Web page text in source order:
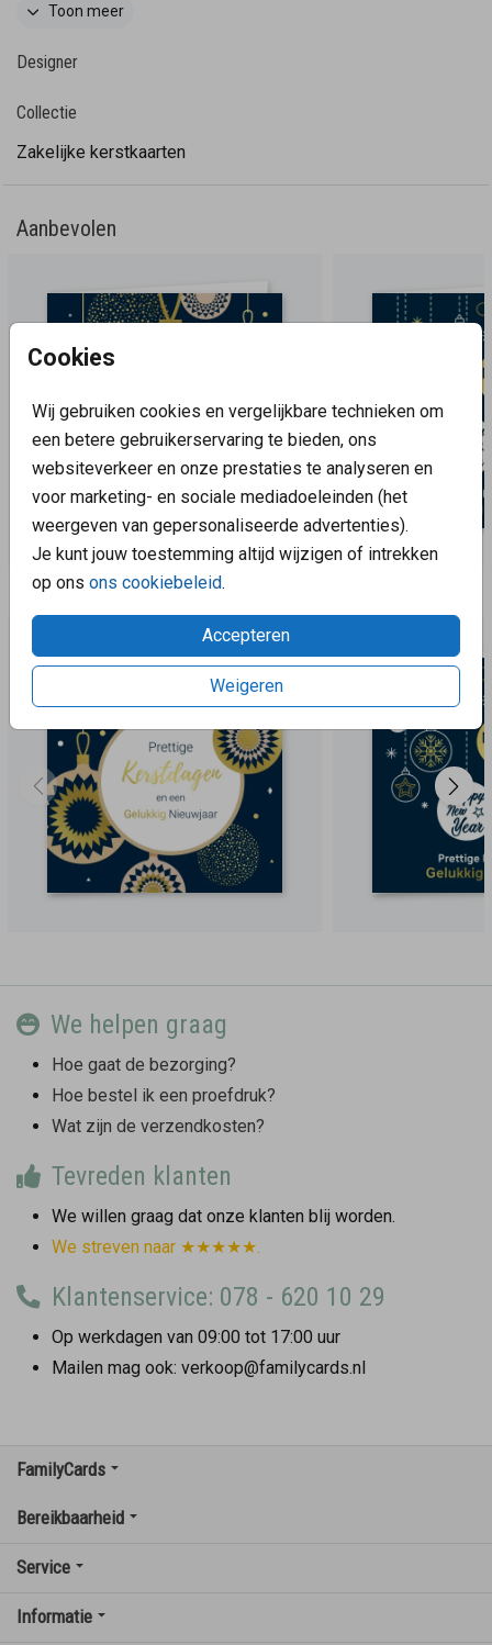
Cookies
Wij gebruiken cookies en vergelijkbare technieken om
een betere gebruikerservaring te bieden, ons
websiteverkeer en onze prestaties te analyseren en
voor marketing- en sociale mediadoeleinden (het
weergeven van gepersonaliseerde advertenties).
Je kunt jouw toestemming altijd wijzigen of intrekken
op ons ons cookiebeleid.
Accepteren
Weigeren
18.00 uur besteld = de volgende werkdag gedrukt en
Toon meer
Designer
Collectie
Zakelijke kerstkaarten
Aanbevolen
Aanbevolen
We helpen graag
Hoe gaat de bezorging?
Hoe bestel ik een proefdruk?
Wat zijn de verzendkosten?
Tevreden klanten
We willen graag dat onze klanten blij worden.
We streven naar ★★★★★.
Klantenservice: 078 - 620 10 29
Op werkdagen van 09:00 tot 17:00 uur
Mailen mag ook: verkoop@familycards.nl
FamilyCards
Bereikbaarheid
Service
Informatie